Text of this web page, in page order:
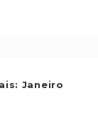
Janeiro